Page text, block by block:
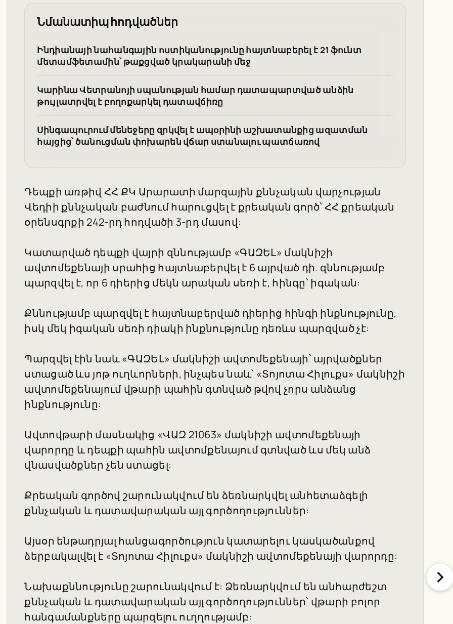
Նմանատիպ հոդվածներ
Ինդիանայի նահանգային ոստիկանությունը հայտնաբերել է 21 ֆունտ
մետամֆետամին՝ թաքցված կրակարանի մեջ
Կարինա Վետրանոյի սպանության համար դատապարտված անձին
թույլատրվել է բողոքարկել դատավճիռը
Սինգապուրում մենեջերը զրկվել է ապօրինի աշխատանքից ազատման
հայցից՝ ծանուցման փոխարեն վճար ստանալու պատճառով
Դեպքի առթիվ ՀՀ ՔԿ Արարատի մարզային քննչական վարչության
Վեդիի քննչական բաժնում հարուցվել է քրեական գործ՝ ՀՀ քրեական
օրենսգրքի 242-րդ հոդվածի 3-րդ մասով:
Կատարված դեպքի վայրի զննությամբ «ԳԱԶԵԼ» մակնիշի
ավտոմեքենայի սրահից հայտնաբերվել է 6 այրված դի. զննությամբ
պարզվել է, որ 6 դիերից մեկն արական սեռի է, հինգը՝ իգական:
Քննությամբ պարզվել է հայտնաբերված դիերից հինգի ինքնությունը,
իսկ մեկ իգական սեռի դիակի ինքնությունը դեռևս պարզված չէ:
Պարզվել էին նաև «ԳԱԶԵԼ» մակնիշի ավտոմեքենայի՝ այրվածքներ
ստացած ևս յոթ ուղևորների, ինչպես նաև՝ «Տոյոտա Հիլուքս» մակնիշի
ավտոմեքենայում վթարի պահին գտնված թվով չորս անձանց
ինքնությունը:
Ավտովթարի մասնակից «ՎԱԶ 21063» մակնիշի ավտոմեքենայի
վարորդը և դեպքի պահին ավտոմքենայում գտնված ևս մեկ անձ
վնասվածքներ չեն ստացել:
Քրեական գործով շարունակվում են ձեռնարկվել անհետաձգելի
քննչական և դատավարական այլ գործողություններ:
Այսօր ենթադրյալ հանցագործություն կատարելու կասկածանքով
ձերբակալվել է «Տոյոտա Հիլուքս» մակնիշի ավտոմեքենայի վարորդը:
Նախաքննությունը շարունակվում է: Ձեռնարկվում են անհարժեշտ
քննչական և դատավարական այլ գործողություններ՝ վթարի բոլոր
հանգամանքները պարզելու ուղղությամբ: